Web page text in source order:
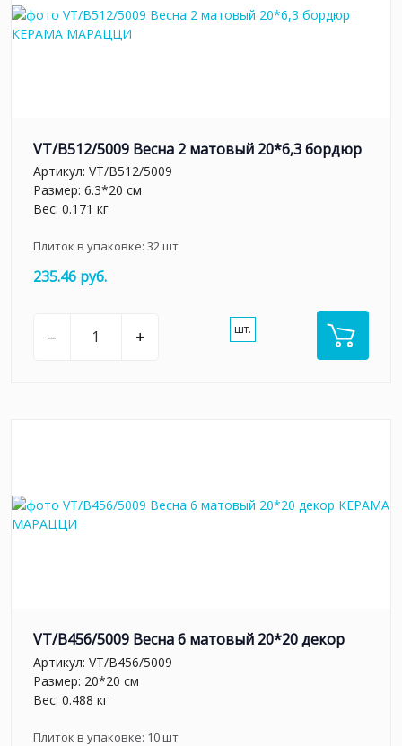
VT/B512/5009 Весна 2 матовый 20*6,3 бордюр
Артикул: VT/B512/5009
Размер: 6.3*20 см
Вес: 0.171 кг
Плиток в упаковке: 32шт
235.46 руб.
– + шт.
VT/B456/5009 Весна 6 матовый 20*20 декор
Артикул: VT/B456/5009
Размер: 20*20 см
Вес: 0.488 кг
Плиток в упаковке: 10шт